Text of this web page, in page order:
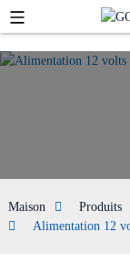
Maison Produits
Alimentation 12